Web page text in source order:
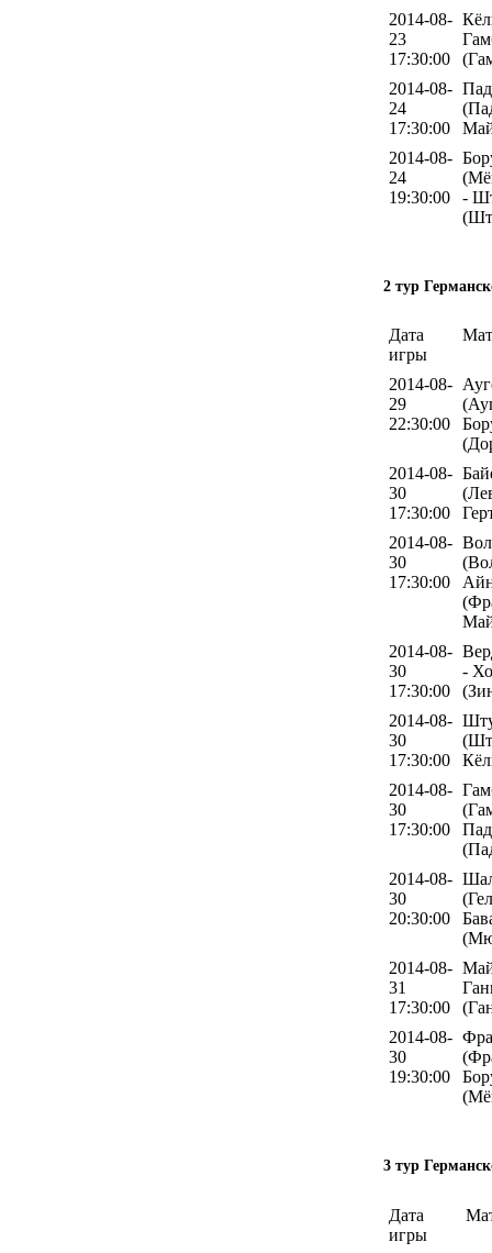
2014-08-
23
17:30:00
2014-08-
24
17:30:00
2014-08-
24
19:30:00
-
2 тур
Дата
игры
2014-08-
29
22:30:00
2014-08-
30
17:30:00
2014-08-
30
17:30:00
2014-08-
30
17:30:00
-
2014-08-
30
17:30:00
2014-08-
30
17:30:00
2014-08-
30
20:30:00
2014-08-
31
17:30:00
2014-08-
30
19:30:00
3 тур
Дата
игры